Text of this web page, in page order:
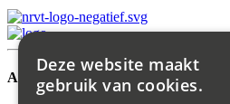
Aanbod
Deze website maakt
gebruik van cookies.